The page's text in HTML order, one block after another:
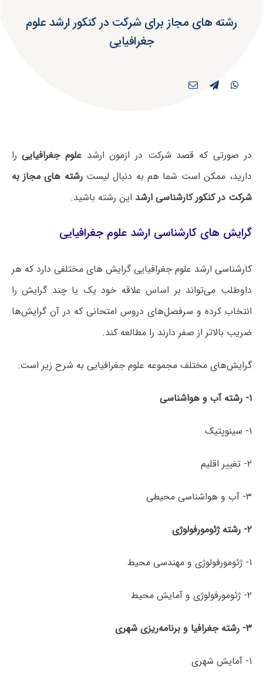
رشته های مجاز برای شرکت در کنکور ارشد علوم
جغرافیایی
در صورتی که قصد شرکت در ازمون ارشدعلوم جغرافیاییرا
دارید، ممکن است شما هم به دنبال لیسترشته های مجاز به
شرکت در کنکور کارشناسی ارشد این رشته باشید.
گرایش های کارشناسی ارشد علوم جغرافیایی
کارشناسی ارشد علوم جغرافیایی گرایش های مختلفی دارد که هر
داوطلب می‌تواند بر اساس علاقه خود یک یا چند گرایش را
انتخاب کرده و سرفصل‌های دروس امتحانی که در آن گرایش‌ها
ضریب بالاتر از صفر دارند را مطالعه کند.
گرایش‌های مختلف مجموعه علوم جغرافیایی به شرح زیر است:
۱- رشته آب و هواشناسی
۱- سینوپتیک
۲- تغییر اقلیم
۳- آب و هواشناسی محیطی
۲- رشته ژئومورفولوژی
۱- ژئومورفولوژی و مهندسی محیط
۲- ژئومورفولوژی و آمایش محیط
۳- رشته جغرافیا و برنامه‌ریزی شهری
۱- آمایش شهری